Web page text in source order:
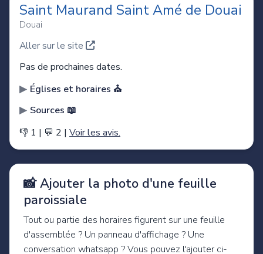
Saint Maurand Saint Amé de Douai
Douai
Aller sur le site
Pas de prochaines dates.
Églises et horaires ⛪️
Sources 📖
👎 1 | 💬 2 | Voir les avis.
📸 Ajouter la photo d'une feuille
paroissiale
Tout ou partie des horaires figurent sur une feuille
d'assemblée ? Un panneau d'affichage ? Une
conversation whatsapp ? Vous pouvez l'ajouter ci-